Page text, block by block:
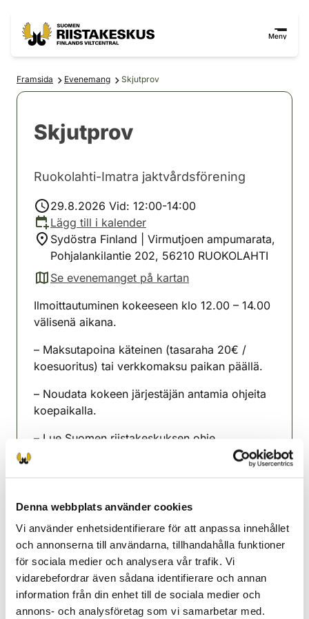
Denna webbplats använder cookies
Vi använder enhetsidentifierare för att anpassa innehållet
och annonserna till användarna, tillhandahålla funktioner
för sociala medier och analysera vår trafik. Vi
vidarebefordrar även sådana identifierare och annan
information från din enhet till de sociala medier och
annons- och analysföretag som vi samarbetar med.
Meny
Framsida Evenemang Skjutprov
Skjutprov
Ruokolahti-Imatra jaktvårdsförening
29.8.2026 Vid: 12:00-14:00
Lägg till i kalender
Sydöstra Finland | Virmutjoen ampumarata,
Pohjalankilantie 202, 56210 RUOKOLAHTI
Se evenemanget på kartan
(avautuu uuteen välilehteen)
Ilmoittautuminen kokeeseen klo 12.00 – 14.00
välisenä aikana.
– Maksutapoina käteinen (tasaraha 20€ /
koesuoritus) tai verkkomaksu paikan päällä.
– Noudata kokeen järjestäjän antamia ohjeita
koepaikalla.
– Lue Suomen riistakeskuksen ohje
ampumakokeeseen osallistuvalle osoitteesta
ampumakoetilaisuuksista löytyy linkistä.
Ruokolahti-Imatra jaktvårdsförening
+358451208153
ruokolahti-imatra@rhy.riista.fi